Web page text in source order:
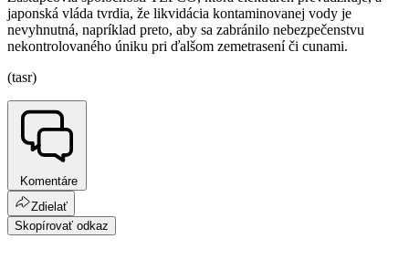
japonská vláda tvrdia, že likvidácia kontaminovanej vody je
nevyhnutná, napríklad preto, aby sa zabránilo nebezpečenstvu
nekontrolovaného úniku pri ďalšom zemetrasení či cunami.
(tasr)
Komentáre
Zdielať
Skopírovať odkaz